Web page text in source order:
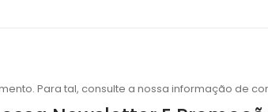
Para tal, consulte a nossa informação de